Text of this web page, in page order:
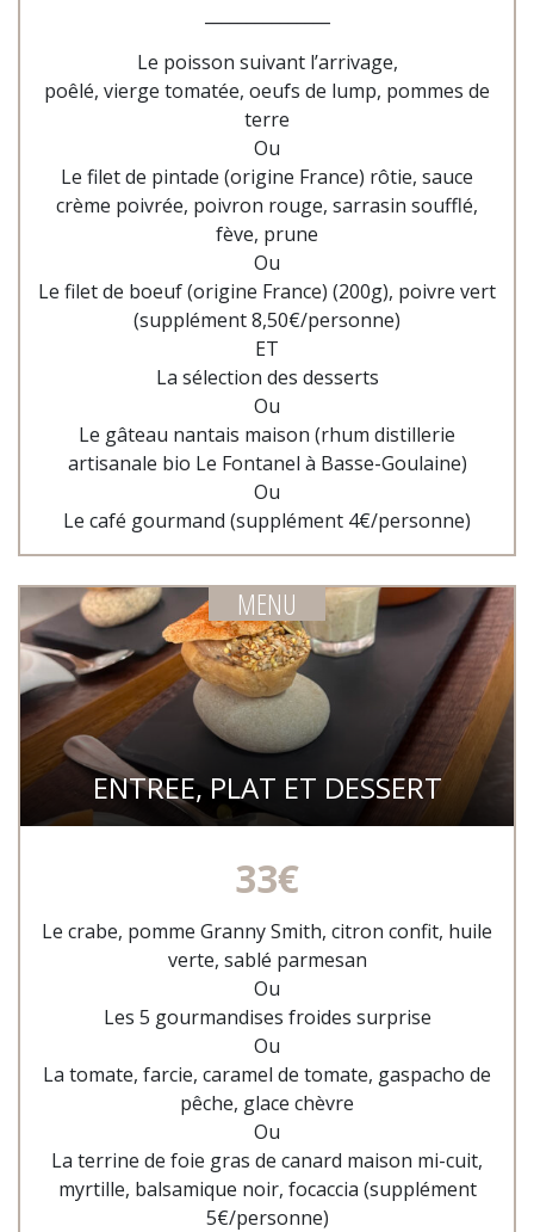
Le poisson suivant l’arrivage,
poêlé, vierge tomatée, oeufs de lump, pommes de
terre
Ou
Le filet de pintade (origine France) rôtie, sauce
crème poivrée, poivron rouge, sarrasin soufflé,
fève, prune
Ou
Le filet de boeuf (origine France) (200g), poivre vert
(supplément 8,50€/personne)
ET
La sélection des desserts
Ou
Le gâteau nantais maison (rhum distillerie
artisanale bio Le Fontanel à Basse-Goulaine)
Ou
Le café gourmand (supplément 4€/personne)
MENU
ENTREE, PLAT ET DESSERT
33€
Le crabe, pomme Granny Smith, citron confit, huile
verte, sablé parmesan
Ou
Les 5 gourmandises froides surprise
Ou
La tomate, farcie, caramel de tomate, gaspacho de
pêche, glace chèvre
Ou
La terrine de foie gras de canard maison mi-cuit,
myrtille, balsamique noir, focaccia (supplément
5€/personne)